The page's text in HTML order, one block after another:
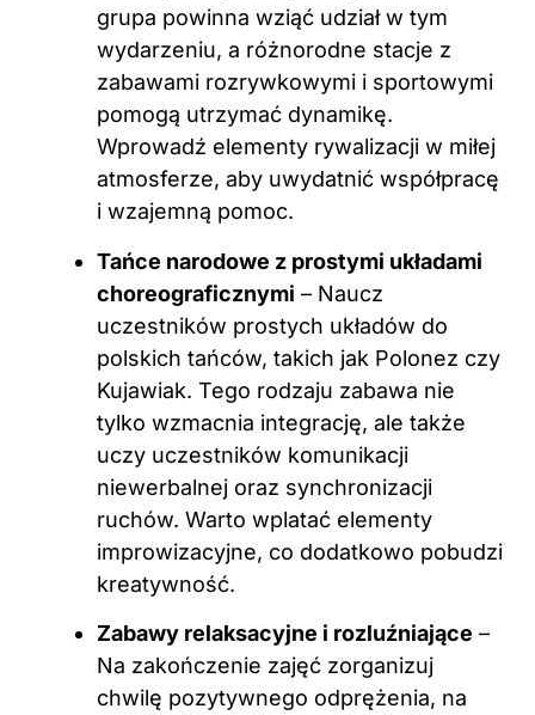
grupa powinna wziąć udział w tym
wydarzeniu, a różnorodne stacje z
zabawami rozrywkowymi i sportowymi
pomogą utrzymać dynamikę.
Wprowadź elementy rywalizacji w miłej
atmosferze, aby uwydatnić współpracę
i wzajemną pomoc.
Tańce narodowe z prostymi układami
choreograficznymi – Naucz
uczestników prostych układów do
polskich tańców, takich jak Polonez czy
Kujawiak. Tego rodzaju zabawa nie
tylko wzmacnia integrację, ale także
uczy uczestników komunikacji
niewerbalnej oraz synchronizacji
ruchów. Warto wplatać elementy
improwizacyjne, co dodatkowo pobudzi
kreatywność.
Zabawy relaksacyjne i rozluźniające –
Na zakończenie zajęć zorganizuj
chwilę pozytywnego odprężenia, na